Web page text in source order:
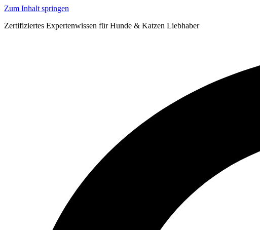
Zum Inhalt springen
Zertifiziertes Expertenwissen für Hunde & Katzen Liebhaber